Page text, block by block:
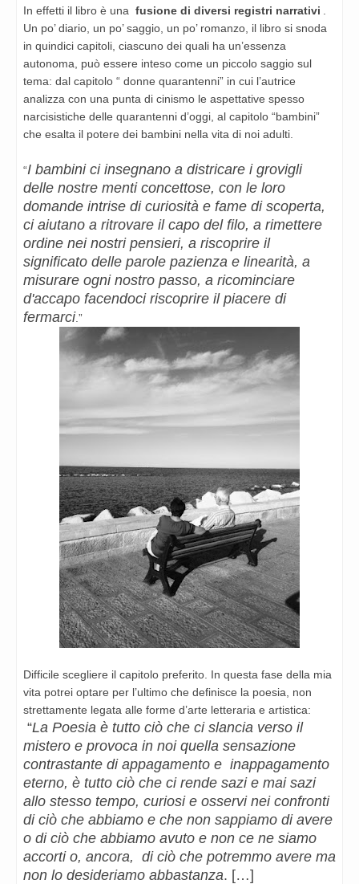
In effetti il libro è una fusione di diversi registri narrativi
Un po’ diario, un po’ saggio, un po’ romanzo, il libro si snoda
in quindici capitoli, ciascuno dei quali ha un’essenza
autonoma, può essere inteso come un piccolo saggio sul
tema: dal capitolo “ donne quarantenni” in cui l’autrice
analizza con una punta di cinismo le aspettative spesso
narcisistiche delle quarantenni d’oggi, al capitolo “bambini”
che esalta il potere dei bambini nella vita di noi adulti.
“I bambini ci insegnano a districare i grovigli
delle nostre menti concettose, con le loro
domande intrise di curiosità e fame di scoperta,
ci aiutano a ritrovare il capo del filo, a rimettere
ordine nei nostri pensieri, a riscoprire il
significato delle parole pazienza e linearità, a
misurare ogni nostro passo, a ricominciare
d'accapo facendoci riscoprire il piacere di
fermarci .”
Difficile scegliere il capitolo preferito. In questa fase della mia
vita potrei optare per l’ultimo che definisce la poesia, non
strettamente legata alle forme d’arte letteraria e artistica:
“La Poesia è tutto ciò che ci slancia verso il
mistero e provoca in noi quella sensazione
contrastante di appagamento e inappagamento
eterno, è tutto ciò che ci rende sazi e mai sazi
allo stesso tempo, curiosi e osservi nei confronti
di ciò che abbiamo e che non sappiamo di avere
o di ciò che abbiamo avuto e non ce ne siamo
accorti o, ancora, di ciò che potremmo avere ma
non lo desideriamo abbastanza. […]